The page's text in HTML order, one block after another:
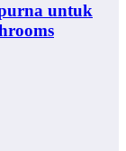
untuk